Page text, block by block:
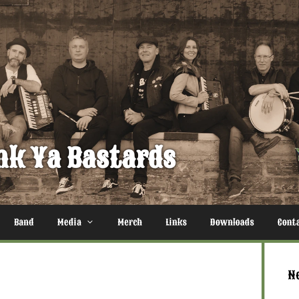
Ya Bastards
Band Media Merch Links Downloads